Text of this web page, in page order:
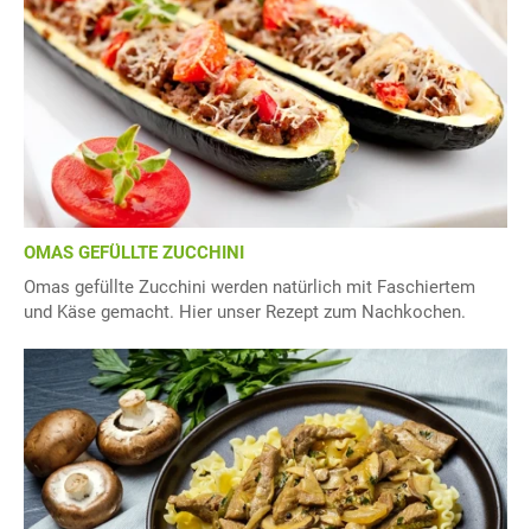
OMAS GEFÜLLTE ZUCCHINI
Omas gefüllte Zucchini werden natürlich mit Faschiertem
und Käse gemacht. Hier unser Rezept zum Nachkochen.